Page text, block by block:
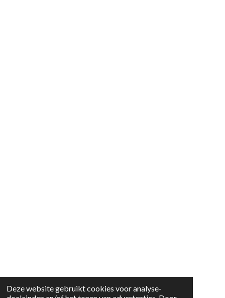
Deze website gebruikt cookies voor analyse-